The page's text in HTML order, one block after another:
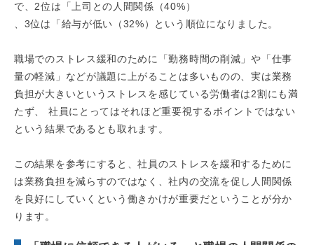
で、2位は「上司との人間関係（40%）
、3位は「給与が低い（32%）という順位になりました。
職場でのストレス緩和のために「勤務時間の削減」や「仕事
量の軽減」などが議題に上がることは多いものの、実は業務
負担が大きいというストレスを感じている労働者は2割にも満
たず、 社員にとってはそれほど重要視するポイントではない
という結果であるとも取れます。
この結果を参考にすると、社員のストレスを緩和するために
は業務負担を減らすのではなく、社内の交流を促し人間関係
を良好にしていくという働きかけが重要だということが分か
ります。